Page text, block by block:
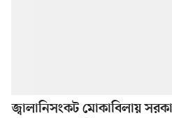
জ্বালানিসংকট মোকাবিলায়